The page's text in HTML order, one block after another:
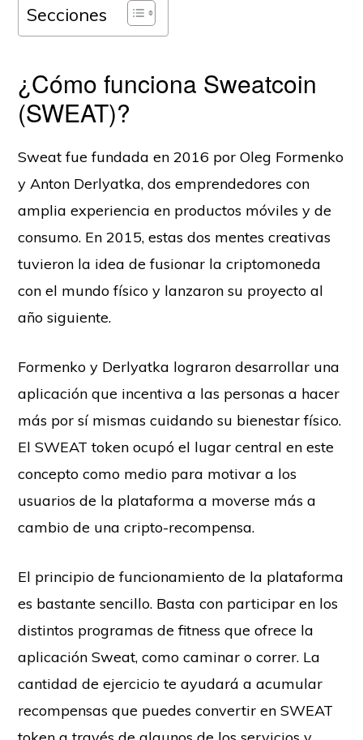
Secciones
¿Cómo funciona Sweatcoin
(SWEAT)?
Sweat fue fundada en 2016 por Oleg Formenko
y Anton Derlyatka, dos emprendedores con
amplia experiencia en productos móviles y de
consumo. En 2015, estas dos mentes creativas
tuvieron la idea de fusionar la criptomoneda
con el mundo físico y lanzaron su proyecto al
año siguiente.
Formenko y Derlyatka lograron desarrollar una
aplicación que incentiva a las personas a hacer
más por sí mismas cuidando su bienestar físico.
El SWEAT token ocupó el lugar central en este
concepto como medio para motivar a los
usuarios de la plataforma a moverse más a
cambio de una cripto-recompensa.
El principio de funcionamiento de la plataforma
es bastante sencillo. Basta con participar en los
distintos programas de fitness que ofrece la
aplicación Sweat, como caminar o correr. La
cantidad de ejercicio te ayudará a acumular
recompensas que puedes convertir en SWEAT